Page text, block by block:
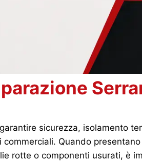
sicurezza, isolamento
Quando
rotte o componenti usurati, è